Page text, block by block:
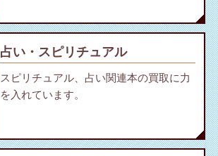
占い・スピリチュアル
スピリチュアル、占い関連本の買取に力
を入れています。